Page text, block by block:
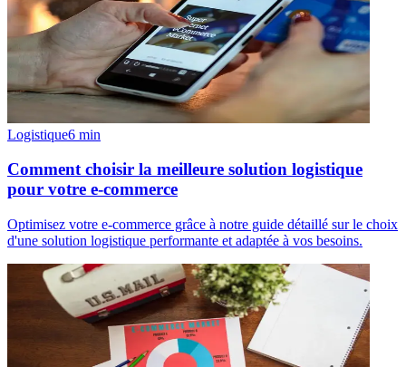
Logistique6 min
Comment choisir la meilleure solution logistique
pour votre e-commerce
Optimisez votre e-commerce grâce à notre guide détaillé sur le choix
d'une solution logistique performante et adaptée à vos besoins.